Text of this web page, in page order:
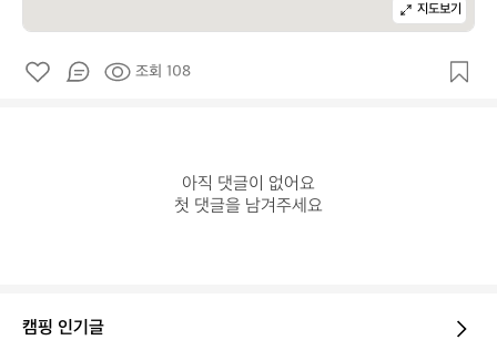
지도보기
조회 108
아직 댓글이 없어요
첫 댓글을 남겨주세요
캠핑 인기글